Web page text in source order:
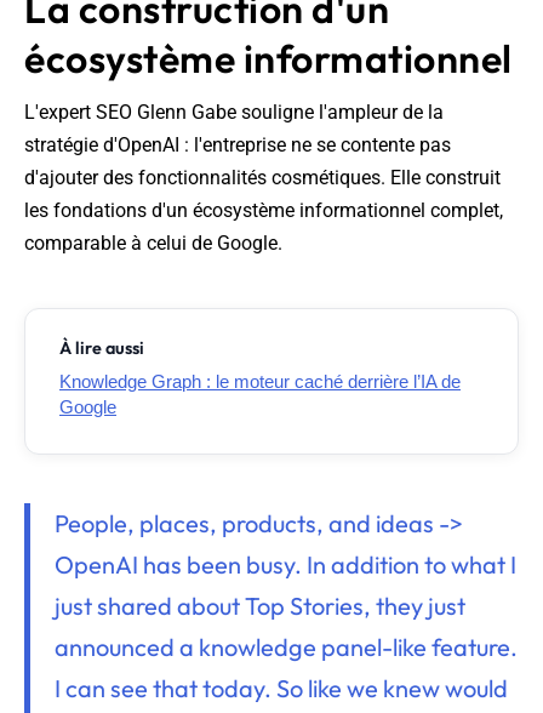
écosystème informationnel
L'expert SEO Glenn Gabe souligne l'ampleur de la
stratégie d'OpenAI : l'entreprise ne se contente pas
d'ajouter des fonctionnalités cosmétiques. Elle construit
les fondations d'un écosystème informationnel complet,
comparable à celui de Google.
À lire aussi
Knowledge Graph : le moteur caché derrière l’IA de
Google
People, places, products, and ideas ->
OpenAI has been busy. In addition to what I
just shared about Top Stories, they just
announced a knowledge panel-like feature.
I can see that today. So like we knew would